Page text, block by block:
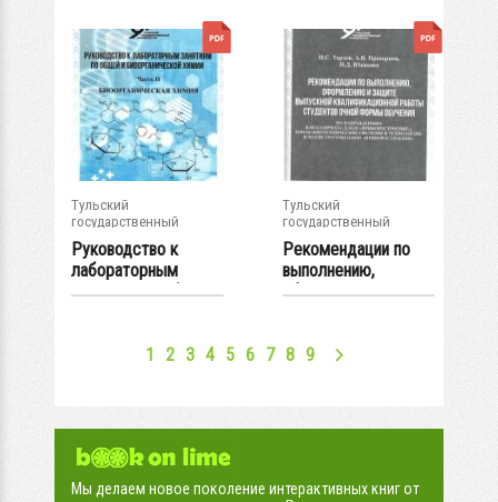
Тульский
государственный
университет
Руководство к
лабораторным
занятиям по общей
Тульский
государственный
университет
Рекомендации по
выполнению,
оформлению и
1
2 3 4 5 6 7 8 9
Мы делаем новое поколение интерактивных книг от